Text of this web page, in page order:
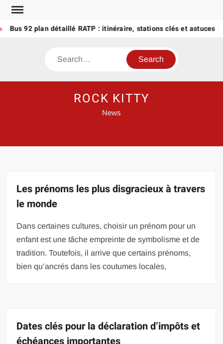
Skip
content92 plan détaillé RATP : itinéraire, stations clés et astuces
Search
ROCK KITTY
News
Les prénoms les plus disgracieux à travers
le monde
Dans certaines cultures, choisir un prénom pour un
enfant est une tâche empreinte de symbolisme et de
tradition. Toutefois, il arrive que certains prénoms,
bien qu’ancrés dans les coutumes locales,
Dates clés pour la déclaration d’impôts et